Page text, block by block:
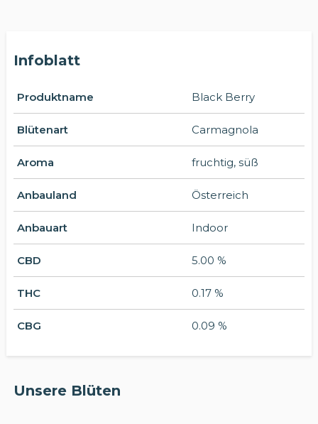
Infoblatt
Produktname Black Berry
Blütenart Carmagnola
Aroma fruchtig, süß
Anbauland Österreich
Anbauart Indoor
CBD 5.00 %
THC 0.17 %
CBG 0.09 %
Unsere Blüten